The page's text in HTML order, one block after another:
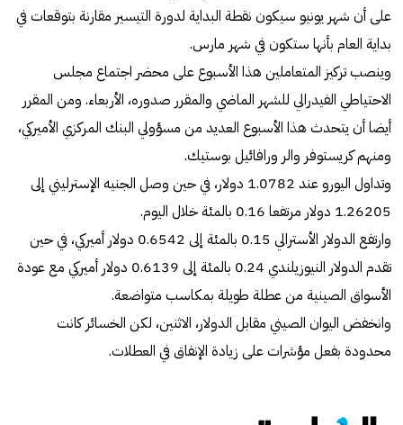
على أن شهر يونيو سيكون نقطة البداية لدورة التيسير مقارنة بتوقعات في
بداية العام بأنها ستكون في شهر مارس.
وينصب تركيز المتعاملين هذا الأسبوع على محضر اجتماع مجلس
الاحتياطي الفيدرالي للشهر الماضي والمقرر صدوره، الأربعاء. ومن المقرر
أيضا أن يتحدث هذا الأسبوع العديد من مسؤولي البنك المركزي الأميركي،
ومنهم كريستوفر والر ورافائيل بوستيك.
وتداول اليورو عند 1.0782 دولار، في حين وصل الجنيه الإسترليني إلى
1.26205 دولار مرتفعا 0.16 بالمئة خلال اليوم.
وارتفع الدولار الأسترالي 0.15 بالمئة إلى 0.6542 دولار أميركي، في حين
تقدم الدولار النيوزيلندي 0.24 بالمئة إلى 0.6139 دولار أميركي مع عودة
الأسواق الصينية من عطلة طويلة بمكاسب متواضعة.
وانخفض اليوان الصيني مقابل الدولار، الاثنين، لكن الخسائر كانت
محدودة بفعل مؤشرات على زيادة الإنفاق في العطلات.